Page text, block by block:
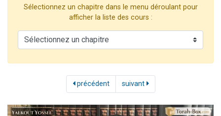
6 personnes viennent de nous rejoindre sur WhatsApp
2 personnes viennent de faire un don pour 1 Journée de Vacances Pour les Enfants
Sélectionnez un chapitre dans le menu déroulant pour
afficher la liste des cours :
précédent suivant